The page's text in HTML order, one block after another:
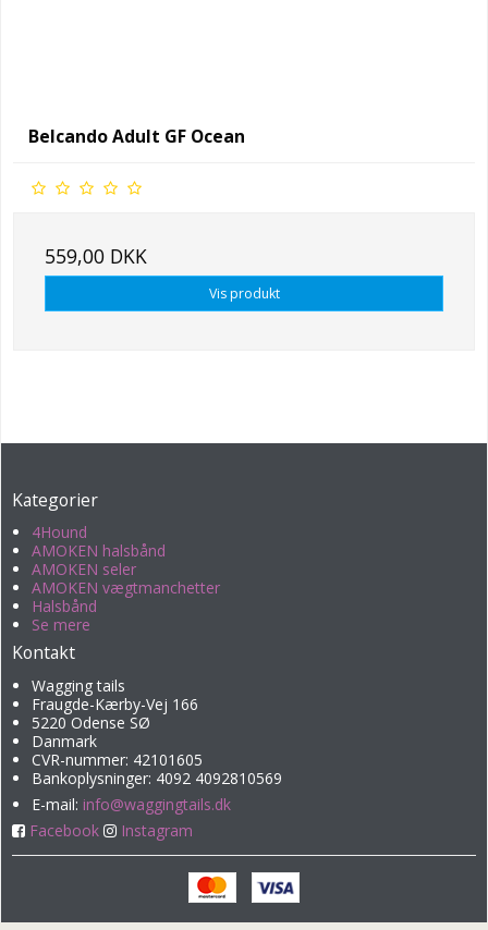
Belcando Adult GF Ocean
559,00 DKK
Vis produkt
Kategorier
4Hound
AMOKEN halsbånd
AMOKEN seler
AMOKEN vægtmanchetter
Halsbånd
Se mere
Kontakt
Wagging tails
Fraugde-Kærby-Vej 166
5220 Odense SØ
Danmark
CVR-nummer: 42101605
Bankoplysninger: 4092 4092810569
E-mail: info@waggingtails.dk
Facebook
Instagram